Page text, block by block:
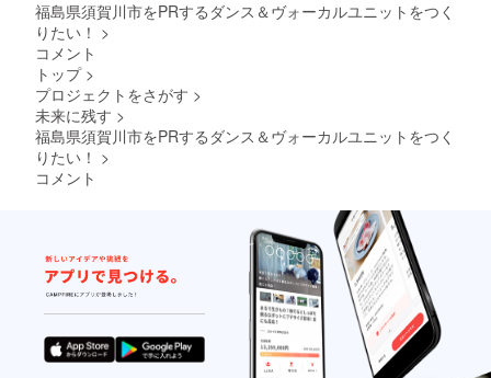
費：支
援者様
くださ
い。 ・
法：詳
細は
メール
で連絡
しま
す。
福島県須賀川市をPRするダンス＆ヴォーカルユニットをつく
りたい！ >
コメント
トップ >
プロジェクトをさがす >
未来に残す >
福島県須賀川市をPRするダンス＆ヴォーカルユニットをつく
りたい！ >
コメント